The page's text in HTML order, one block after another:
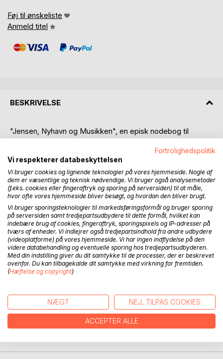
Føj til ønskeliste
Anmeld titel
BESKRIVELSE
"Jensen, Nyhavn og Musikken", en episk nodebog til
læsning og til at stille på klaverets nodestander og spille fra
og med! Bogen unddrager sig en genrebetegnelse; er det
en udviklingsroman i nodemæssige brevvekslinger? Der er
melodier af Ejler Nyhavn og kontraarrangementer af Henrik
Møller Jensen, en samtale der udspinder sig; men der er
også tekster, essays og personlige erindringer, af både
Nyhavn og Jensen. Der er sidst i bogen et fyldigt
appendiks, hvor arrangementernes instrumentstemmer
(obo, violin og klaver) er udskrevne til praktisk brug. Dette
er en ny type bog - i dialogens tegn.
Emneord: henrik møller jensen, ejler nyhavn, essay,
komposition, klassisk, obo, klaver, violin, jazz, bach,
beethoven, haydn, schubert, fuga, sonate, noder, stemmer,
jazzstandard, edition bubonis, tage aille borges, jens carl
sanderhoff, forlaget armé, ravnerock, taben.
Fortrolighedspolitik
Vi respekterer databeskyttelsen
Vi bruger cookies og lignende teknologier på vores hjemmeside. Nogle af
dem er væsentlige og teknisk nødvendige. Vi bruger også analysemetoder
(f.eks. cookies eller fingeraftryk og sporing på serversiden) til at måle,
hvor ofte vores hjemmeside bliver besøgt, og hvordan den bliver brugt.
Vi bruger sporingsteknologier til markedsføringsformål og bruger sporing
på serversiden samt tredjepartsudbydere til dette formål, hvilket kan
indebære brug af cookies, fingeraftryk, sporingspixels og IP-adresser på
tværs af enheder. Vi indlejrer også tredjepartsindhold fra andre udbydere
(videoplatforme) på vores hjemmeside. Vi har ingen indflydelse på den
videre databehandling og eventuelle sporing hos tredjepartsudbyderen.
Med din indstilling giver du dit samtykke til de processer, der er beskrevet
ovenfor. Du kan tilbagekalde dit samtykke med virkning for fremtiden.
(Hæftelse og copyright)
NÆGT NEJ, TILPAS COOKIES
ACCEPTER ALLE